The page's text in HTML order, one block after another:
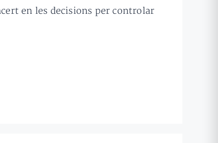
en les decisions per controlar